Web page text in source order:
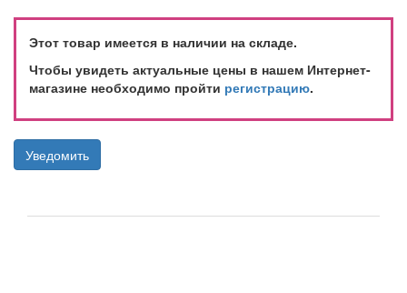
Этот товар имеется в наличии на складе.
Чтобы увидеть актуальные цены в нашем Интернет-
магазине необходимо пройти регистрацию.
Уведомить